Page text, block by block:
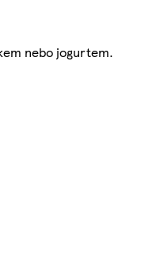
nebo jogurtem.